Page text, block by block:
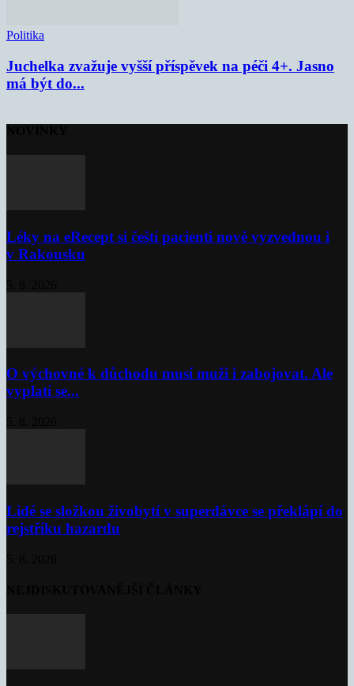
Politika
Juchelka zvažuje vyšší příspěvek na péči 4+. Jasno
má být do...
Léky na eRecept si čeští pacienti nově vyzvednou i
v Rakousku
O výchovné k důchodu musí muži i zabojovat. Ale
vyplatí se...
Lidé se složkou živobytí v superdávce se překlápí do
rejstříku hazardu